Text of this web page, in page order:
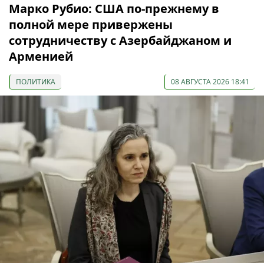
Марко Рубио: США по-прежнему в
полной мере привержены
сотрудничеству с Азербайджаном и
Арменией
ПОЛИТИКА 08 АВГУСТА 2026 18:41